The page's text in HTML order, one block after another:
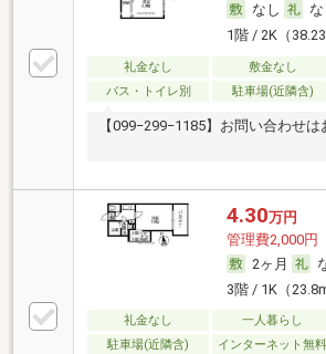
なし
な
1階 / 2K（
礼金なし 敷金なし
バス・トイレ別
駐車場(近隣含)
【099−299−1185】お問い合わせ
4.30万円
管理費2,000円
2ヶ月
3階 / 1K（
礼金なし 一人暮らし
駐車場(近隣含)
インターネット無料